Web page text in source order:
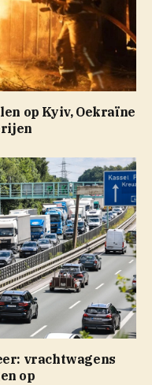
op Kyiv, Oekraïne
vrachtwagens
op